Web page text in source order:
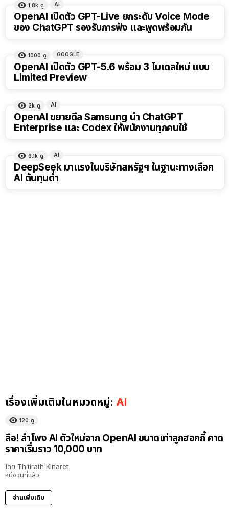
1.8k ดู AI
OpenAI เปิดตัว GPT-Live ยกระดับ Voice Mode
ของ ChatGPT รองรับการฟัง และพูดพร้อมกัน
1000 ดู GOOGLE
OpenAI เปิดตัว GPT-5.6 พร้อม 3 โมเดลใหม่ แบบ
Limited Preview
2k ดู AI
OpenAI ขยายดีล Samsung นำ ChatGPT
Enterprise และ Codex ให้พนักงานทุกคนใช้
6.1k ดู AI
DeepSeek มาแรงในบริษัทสหรัฐฯ ในฐานะทางเลือก
AI ต้นทุนต่ำ
เรื่องเพิ่มเติมในหมวดหมู่: AI
120 ดู
ลือ! ลำโพง AI ตัวใหม่จาก OpenAI ขนาดเท่าลูกฮอกกี้ คาด
ราคาเริ่มราว 10,000 บาท
โดย Thitirath Kinaret
หนึ่งวันที่แล้ว
อ่านเพิ่มเติม